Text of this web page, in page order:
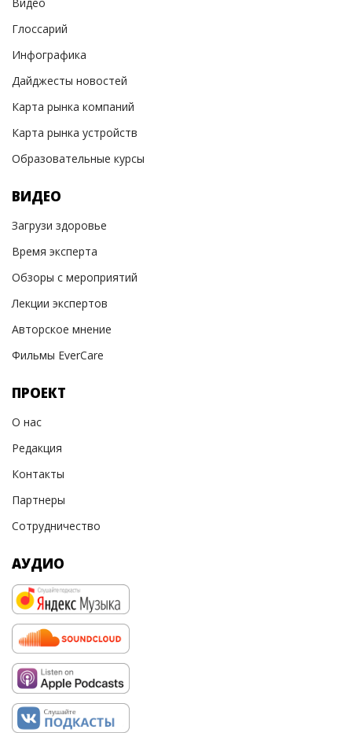
Глоссарий
Инфографика
Дайджесты новостей
Карта рынка компаний
Карта рынка устройств
Образовательные курсы
ВИДЕО
Загрузи здоровье
Время эксперта
Обзоры с мероприятий
Лекции экспертов
Авторское мнение
Фильмы EverCare
ПРОЕКТ
О нас
Редакция
Контакты
Партнеры
Сотрудничество
АУДИО